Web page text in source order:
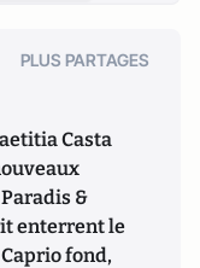
PLUS PARTAGES
Casta
&
enterrent le
fond,